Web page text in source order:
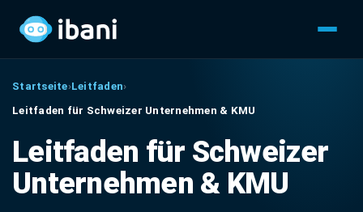
Startseite›Leitfaden›
Leitfaden für Schweizer Unternehmen & KMU
Leitfaden für Schweizer
Unternehmen & KMU